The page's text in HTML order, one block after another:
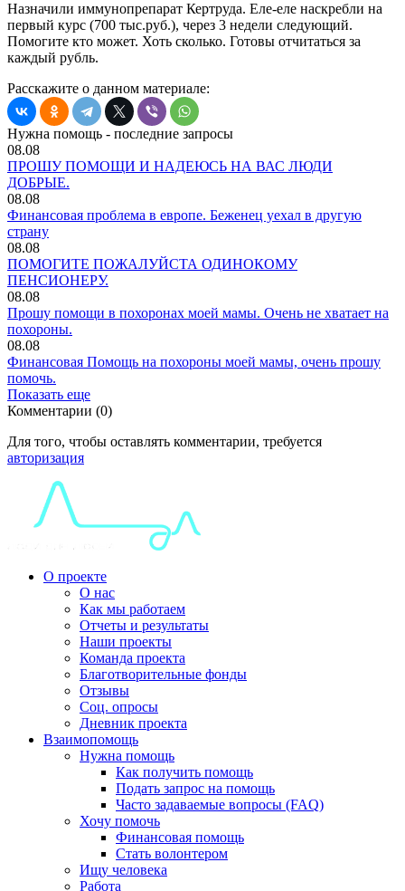
Назначили иммунопрепарат Кертруда. Еле-еле наскребли на
первый курс (700 тыс.руб.), через 3 недели следующий.
Помогите кто может. Хоть сколько. Готовы отчитаться за
каждый рубль.
Расскажите о данном материале:
Нужна помощь - последние запросы
08.08
ПРОШУ ПОМОЩИ И НАДЕЮСЬ НА ВАС ЛЮДИ
ДОБРЫЕ.
08.08
Финансовая проблема в европе. Беженец уехал в другую
страну
08.08
ПОМОГИТЕ ПОЖАЛУЙСТА ОДИНОКОМУ
ПЕНСИОНЕРУ.
08.08
Прошу помощи в похоронах моей мамы. Очень не хватает на
похороны.
08.08
Финансовая Помощь на похороны моей мамы, очень прошу
помочь.
Показать еще
Комментарии (0)
Для того, чтобы оставлять комментарии, требуется
авторизация
О проекте
О нас
Как мы работаем
Отчеты и результаты
Наши проекты
Команда проекта
Благотворительные фонды
Отзывы
Соц. опросы
Дневник проекта
Взаимопомощь
Нужна помощь
Как получить помощь
Подать запрос на помощь
Часто задаваемые вопросы (FAQ)
Хочу помочь
Финансовая помощь
Стать волонтером
Ищу человека
Работа